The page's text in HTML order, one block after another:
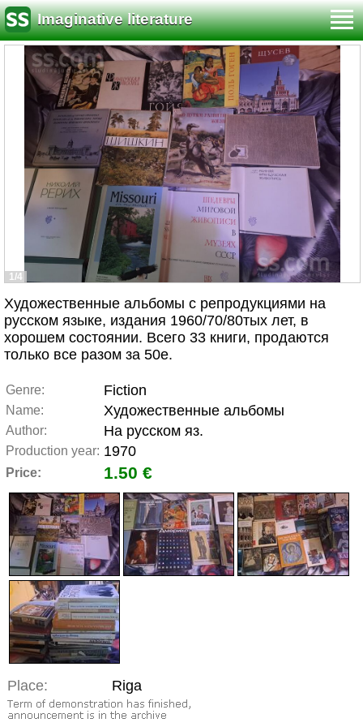
Imaginative literature
1/4
Художественные альбомы с репродукциями на
русском языке, издания 1960/70/80тых лет, в
хорошем состоянии. Всего 33 книги, продаются
только все разом за 50е.
Genre: Fiction
Name: Художественные альбомы
Author: На русском яз.
Production year: 1970
Price: 1.50 €
Place: Riga